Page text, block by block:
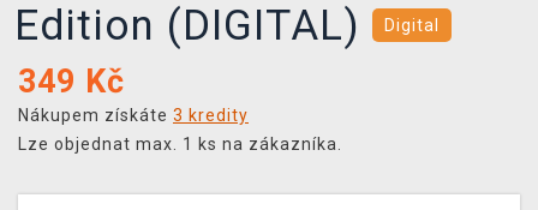
Edition (DIGITAL)
Digital
349 Kč
Nákupem získáte 3 kredity
Lze objednat max. 1 ks na zákazníka.